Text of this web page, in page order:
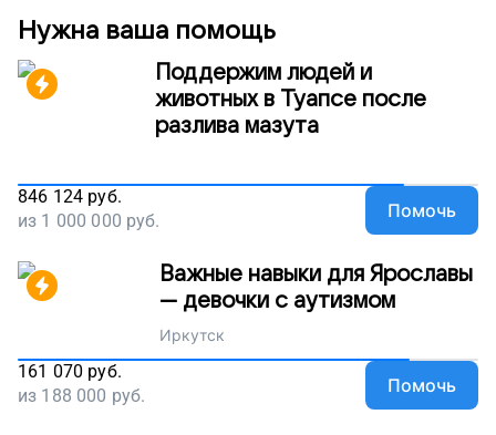
Нужна ваша помощь
Поддержим людей и
животных в Туапсе после
разлива мазута
846 124 руб.
из 1 000 000 руб. Помочь
Важные навыки для Ярославы
— девочки с аутизмом
Иркутск
161 070 руб.
из 188 000 руб. Помочь